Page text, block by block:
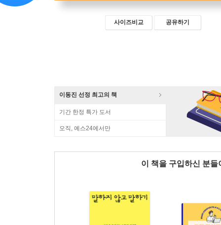
사이즈비교 공유하기
이동진 선정 최고의 책
기간 한정 특가 도서
오직, 예스24에서만
이 책을 구입하신 분